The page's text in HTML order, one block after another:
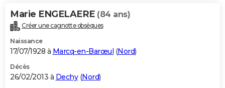
Marie ENGELAERE (84 ans)
Créer une cagnotte obsèques
Naissance
17/07/1928 à Marcq-en-Barœul (Nord)
Décès
26/02/2013 à Dechy(Nord)